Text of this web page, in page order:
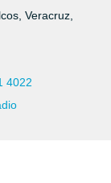
Veracruz,
4022